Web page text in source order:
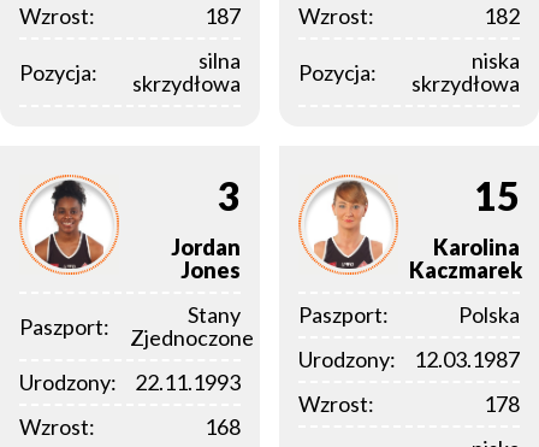
Wzrost:
187
Pozycja:
silna
skrzydłowa
Wzrost:
182
Pozycja:
niska
skrzydłowa
3
Jordan
Jones
Paszport:
Stany
Zjednoczone
Urodzony:
22.11.1993
Wzrost:
168
15
Karolina
Kaczmarek
Paszport:
Polska
Urodzony:
12.03.1987
Wzrost:
178